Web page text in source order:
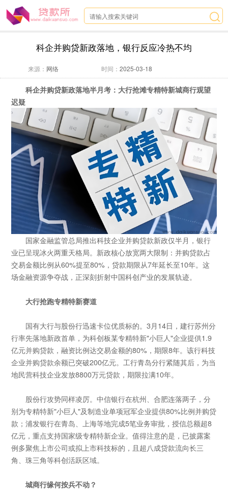
科企并购贷新政落地，银行反应冷热不均
来源： 网络 时间： 2025-03-18
科企并购贷新政落地半月考：大行抢滩专精特新城商行观望
迟疑
国家金融监管总局推出科技企业并购贷款新政仅半月，银行
业已呈现冰火两重天格局。新政核心放宽两大限制：并购贷款占
交易金额比例从60%提至80%，贷款期限从7年延长至10年。这
场金融资源争夺战，正深刻折射中国科创产业的发展轨迹。
大行抢跑专精特新赛道
国有大行与股份行迅速卡位优质标的。3月14日，建行苏州分
行率先落地新政首单，为科创板某专精特新"小巨人"企业提供1.9
亿元并购贷款，融资比例达交易金额的80%，期限8年。该行科技
企业并购贷款余额已突破200亿元。工行青岛分行紧随其后，为当
地民营科技企业发放8800万元贷款，期限拉满10年。
股份行攻势同样凌厉。中信银行在杭州、合肥连落两子，分
别为专精特新"小巨人"及制造业单项冠军企业提供80%比例并购贷
款；浦发银行在青岛、上海等地完成5笔业务审批，授信总额超8
亿元，重点支持国家级专精特新企业。值得注意的是，已披露案
例多聚焦上市公司或拟上市科技标的，且超八成贷款流向长三
角、珠三角等科创活跃区域。
城商行缘何按兵不动？